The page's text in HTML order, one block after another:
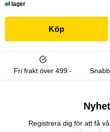
I lager
Köp
Fri frakt över 499:-
Registrera dig för att få